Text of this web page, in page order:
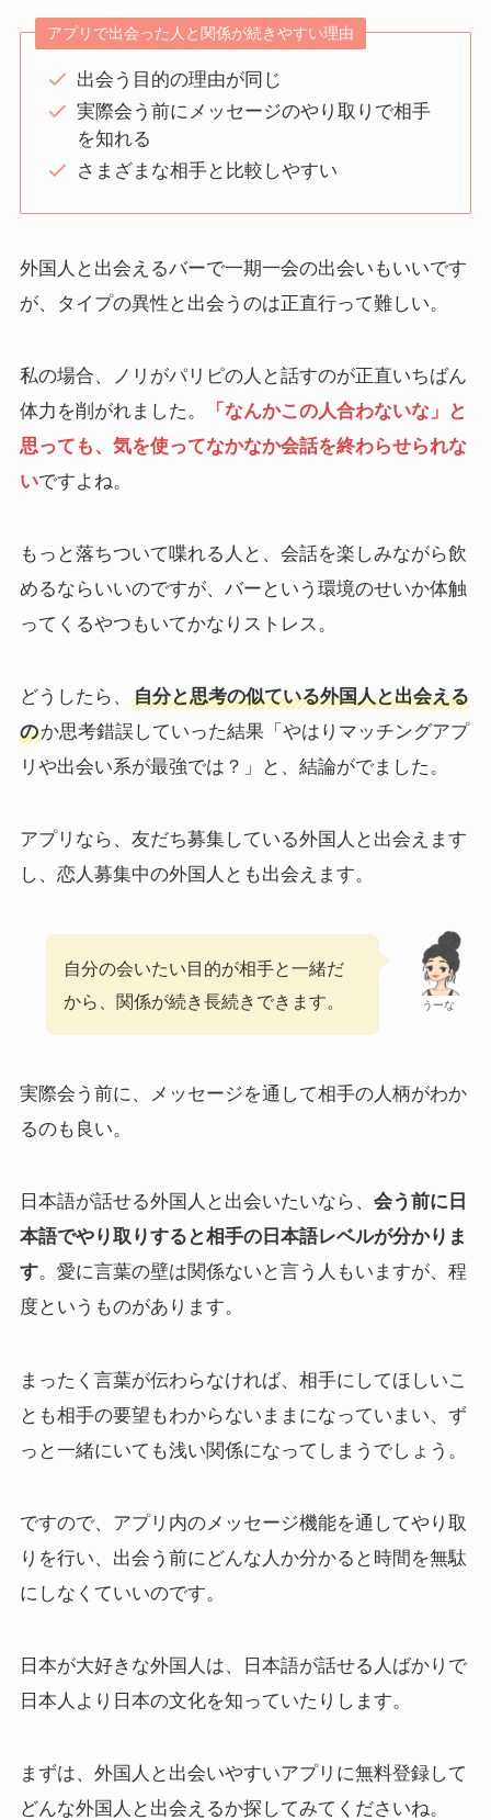
アプリで出会った人と関係が続きやすい理由
出会う目的の理由が同じ
実際会う前にメッセージのやり取りで相手
を知れる
さまざまな相手と比較しやすい
外国人と出会えるバーで一期一会の出会いもいいです
が、タイプの異性と出会うのは正直行って難しい。
私の場合、ノリがパリピの人と話すのが正直いちばん
体力を削がれました。
「なんかこの人合わないな」と
思っても、気を使ってなかなか会話を終わらせられな
いですよね。
もっと落ちついて喋れる人と、会話を楽しみながら飲
めるならいいのですが、バーという環境のせいか体触
ってくるやつもいてかなりストレス。
どうしたら、
自分と思考の似ている外国人と出会える
のか思考錯誤していった結果「やはりマッチングアプ
リや出会い系が最強では？」と、結論がでました。
アプリなら、友だち募集している外国人と出会えます
し、恋人募集中の外国人とも出会えます。
うーな
自分の会いたい目的が相手と一緒だ
から、関係が続き長続きできます。
実際会う前に、メッセージを通して相手の人柄がわか
るのも良い。
日本語が話せる外国人と出会いたいなら、 会う前に日
本語でやり取りすると相手の日本語レベルが分かりま
す。愛に言葉の壁は関係ないと言う人もいますが、程
度というものがあります。
まったく言葉が伝わらなければ、相手にしてほしいこ
とも相手の要望もわからないままになっていまい、ず
っと一緒にいても浅い関係になってしまうでしょう。
ですので、アプリ内のメッセージ機能を通してやり取
りを行い、出会う前にどんな人か分かると時間を無駄
にしなくていいのです。
日本が大好きな外国人は、日本語が話せる人ばかりで
日本人より日本の文化を知っていたりします。
まずは、外国人と出会いやすいアプリに無料登録して
どんな外国人と出会えるか探してみてくださいね。